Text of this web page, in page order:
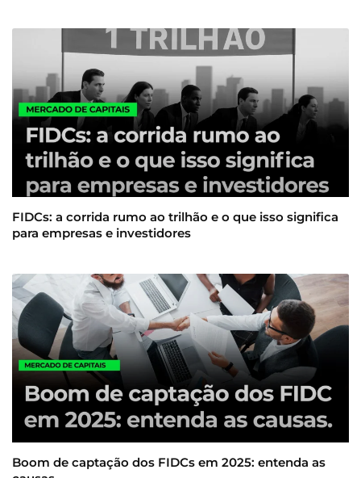
FIDCs: a corrida rumo ao trilhão e o que isso significa
para empresas e investidores
Boom de captação dos FIDCs em 2025: entenda as